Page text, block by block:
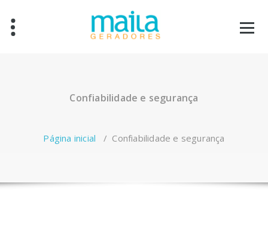
para
Confiabilidade e segurança
Página inicial / Confiabilidade e segurança